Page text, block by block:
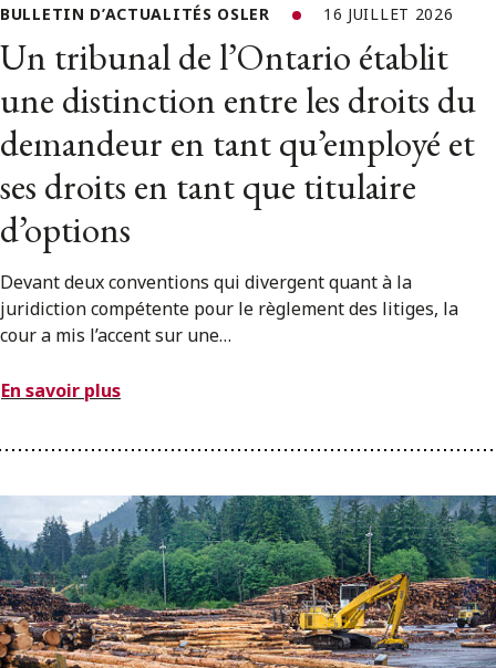
BULLETIN D’ACTUALITÉS OSLER 16 JUILLET 2026
Un tribunal de l’Ontario établit
une distinction entre les droits du
demandeur en tant qu’employé et
ses droits en tant que titulaire
d’options
Devant deux conventions qui divergent quant à la
juridiction compétente pour le règlement des litiges, la
cour a mis l’accent sur une…
En savoir plus